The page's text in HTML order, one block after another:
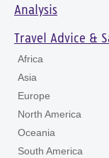
Analysis
Travel Advice &
Africa
Asia
Europe
North America
Oceania
South America